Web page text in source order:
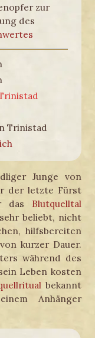
zur
des
Trinistad
Junge von
der letzte Fürst
das Blutquelltal
beliebt, nicht
hilfsbereiten
kurzer Dauer.
während des
Leben kosten
bekannt
Anhänger